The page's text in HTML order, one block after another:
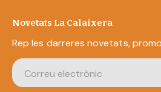
Novetats La Calaixera
Rep les darreres novetats,